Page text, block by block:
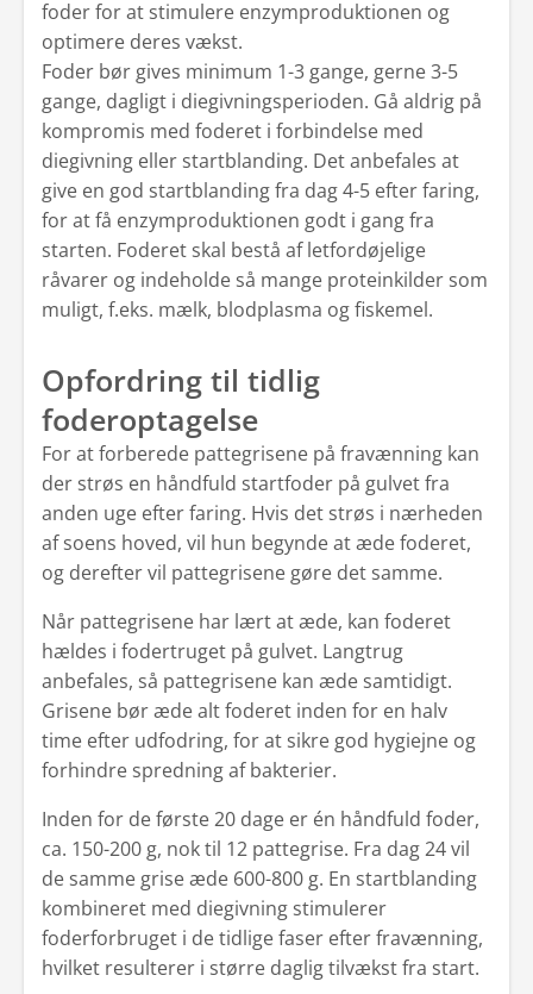
foder for at stimulere enzymproduktionen og
optimere deres vækst.
Foder bør gives minimum 1-3 gange, gerne 3-5
gange, dagligt i diegivningsperioden. Gå aldrig på
kompromis med foderet i forbindelse med
diegivning eller startblanding. Det anbefales at
give en god startblanding fra dag 4-5 efter faring,
for at få enzymproduktionen godt i gang fra
starten. Foderet skal bestå af letfordøjelige
råvarer og indeholde så mange proteinkilder som
muligt, f.eks. mælk, blodplasma og fiskemel.
Opfordring til tidlig
foderoptagelse
For at forberede pattegrisene på fravænning kan
der strøs en håndfuld startfoder på gulvet fra
anden uge efter faring. Hvis det strøs i nærheden
af soens hoved, vil hun begynde at æde foderet,
og derefter vil pattegrisene gøre det samme.
Når pattegrisene har lært at æde, kan foderet
hældes i fodertruget på gulvet. Langtrug
anbefales, så pattegrisene kan æde samtidigt.
Grisene bør æde alt foderet inden for en halv
time efter udfodring, for at sikre god hygiejne og
forhindre spredning af bakterier.
Inden for de første 20 dage er én håndfuld foder,
ca. 150-200 g, nok til 12 pattegrise. Fra dag 24 vil
de samme grise æde 600-800 g. En startblanding
kombineret med diegivning stimulerer
foderforbruget i de tidlige faser efter fravænning,
hvilket resulterer i større daglig tilvækst fra start.